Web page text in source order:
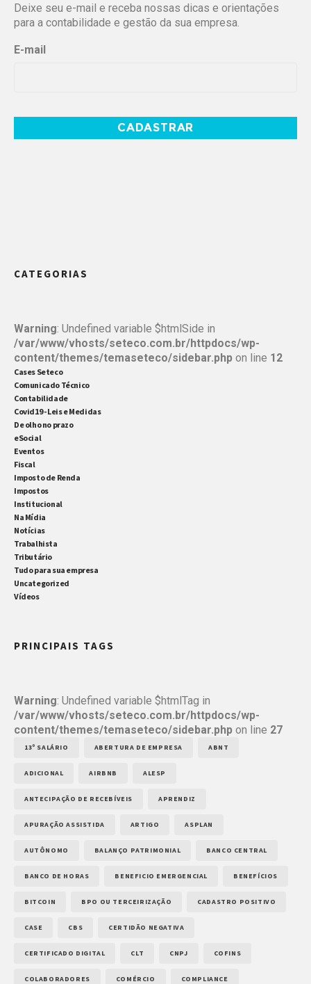
Deixe seu e-mail e receba nossas dicas e orientações
para a contabilidade e gestão da sua empresa.
E-mail
CATEGORIAS
Warning: Undefined variable $htmlSide in
/var/www/vhosts/seteco.com.br/httpdocs/wp-
content/themes/temaseteco/sidebar.php on line 12
Cases Seteco
Comunicado Técnico
Contabilidade
Covid19 - Leis e Medidas
De olho no prazo
eSocial
Eventos
Fiscal
Imposto de Renda
Impostos
Institucional
Na Mídia
Notícias
Trabalhista
Tributário
Tudo para sua empresa
Uncategorized
Vídeos
PRINCIPAIS TAGS
Warning: Undefined variable $htmlTag in
/var/www/vhosts/seteco.com.br/httpdocs/wp-
content/themes/temaseteco/sidebar.php on line 27
13º SALÁRIO ABERTURA DE EMPRESA ABNT
ADICIONAL AIRBNB ALESP
ANTECIPAÇÃO DE RECEBÍVEIS APRENDIZ
APURAÇÃO ASSISTIDA ARTIGO ASPLAN
AUTÔNOMO BALANÇO PATRIMONIAL BANCO CENTRAL
BANCO DE HORAS BENEFICIO EMERGENCIAL BENEFÍCIOS
BITCOIN BPO OU TERCEIRIZAÇÃO CADASTRO POSITIVO
CASE CBS CERTIDÃO NEGATIVA
CERTIFICADO DIGITAL CLT CNPJ COFINS
COLABORADORES COMÉRCIO COMPLIANCE